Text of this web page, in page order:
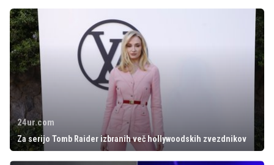
24ur.com
Za serijo Tomb Raider izbranih več hollywoodskih zvezdnikov